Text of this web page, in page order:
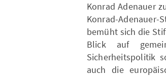
Konrad Adenauer
Konrad-
bemüht sich die
Blick auf
Sicherheitspolitik
auch die